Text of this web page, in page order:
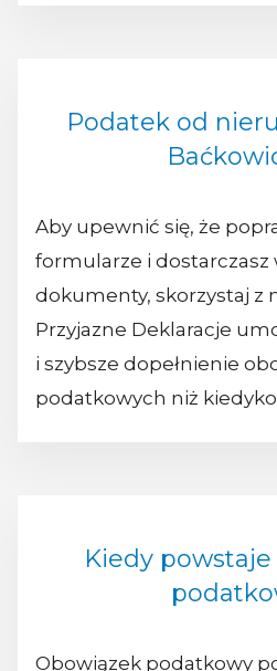
Podatek od
Aby upewnić się, że
formularze i dostarczasz
dokumenty, skorzystaj z
Przyjazne Deklaracje
i szybsze dopełnienie
podatkowych niż
Kiedy
Obowiązek podatkowy